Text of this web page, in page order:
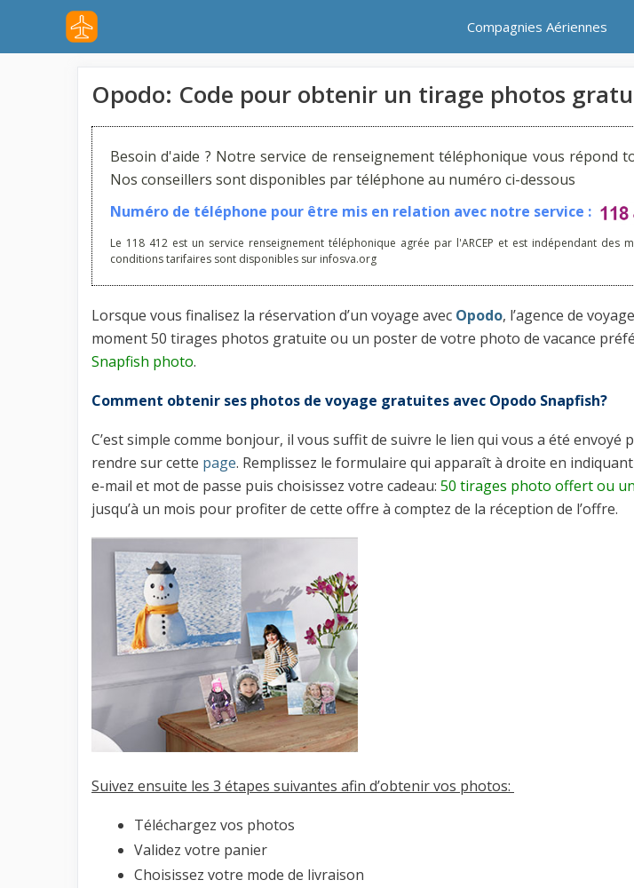
contenu
Compagnies Aériennes
Opodo: Code pour obtenir un tirage photos
Besoin d'aide ? Notre service de renseignement téléphonique vous répond
Nos conseillers sont disponibles par téléphone au numéro ci-dessous
Numéro de téléphone pour être mis en relation avec notre service :
Le 118 412 est un service renseignement téléphonique agrée par l'ARCEP et est indépendant des
conditions tarifaires sont disponibles sur infosva.org
Lorsque vous finalisez la réservation d’un voyage avec Opodo, l’agence de
moment 50 tirages photos gratuite ou un poster de votre photo de vacance
Snapfish photo.
Comment obtenir ses photos de voyage gratuites avec Opodo Snapfish?
C’est simple comme bonjour, il vous suffit de suivre le lien qui vous a été envoyé
rendre sur cette page. Remplissez le formulaire qui apparaît à droite en
e-mail et mot de passe puis choisissez votre cadeau: 50 tirages photo offert ou
jusqu’à un mois pour profiter de cette offre à comptez de la réception de l’offre.
Suivez ensuite les 3 étapes suivantes afin d’obtenir vos photos:
Téléchargez vos photos
Validez votre panier
Choisissez votre mode de livraison